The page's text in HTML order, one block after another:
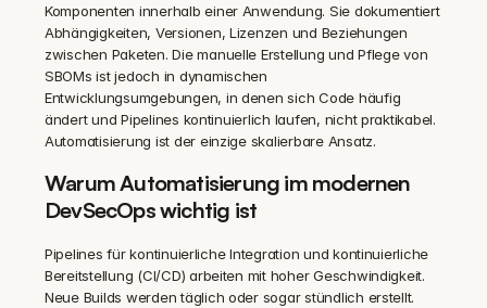
Komponenten innerhalb einer Anwendung. Sie dokumentiert
Abhängigkeiten, Versionen, Lizenzen und Beziehungen
zwischen Paketen. Die manuelle Erstellung und Pflege von
SBOMs ist jedoch in dynamischen
Entwicklungsumgebungen, in denen sich Code häufig
ändert und Pipelines kontinuierlich laufen, nicht praktikabel.
Automatisierung ist der einzige skalierbare Ansatz.
Warum Automatisierung im modernen
DevSecOps wichtig ist
Pipelines für kontinuierliche Integration und kontinuierliche
Bereitstellung (CI/CD) arbeiten mit hoher Geschwindigkeit.
Neue Builds werden täglich oder sogar stündlich erstellt.